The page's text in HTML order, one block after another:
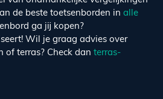
de beste toetsenborden in alle
ga jij kopen?
Wil je graag advies over
of terras? Check dan terras-